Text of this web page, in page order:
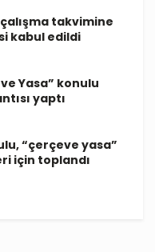
çalışma takvimine
kabul edildi
Yasa” konulu
yaptı
“çerçeve yasa”
için toplandı